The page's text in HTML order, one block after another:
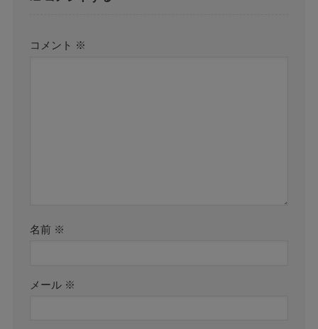
コメント ※
名前 ※
メール ※